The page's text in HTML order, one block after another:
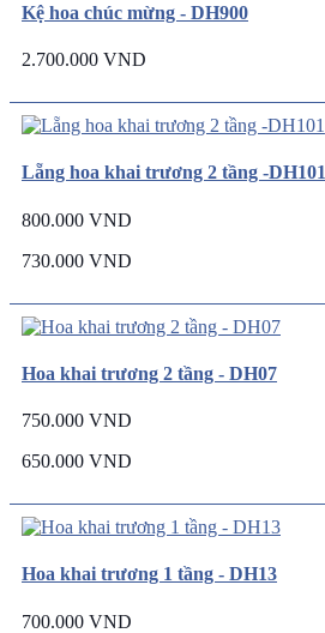
Kệ hoa chúc mừng - DH900
2.700.000 VND
Lẵng hoa khai trương 2 tầng -DH101
800.000 VND
730.000 VND
Hoa khai trương 2 tầng - DH07
750.000 VND
650.000 VND
Hoa khai trương 1 tầng - DH13
700.000 VND